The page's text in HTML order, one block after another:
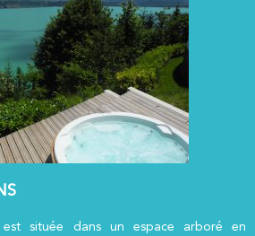
située dans un espace arboré en